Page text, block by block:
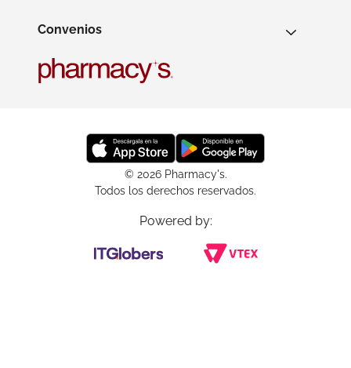
Convenios
© 2026 Pharmacy's.
Todos los derechos reservados.
Powered by: